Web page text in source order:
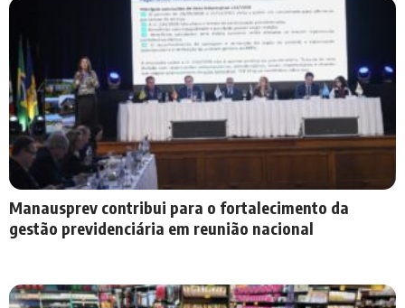
Manausprev contribui para o fortalecimento da
gestão previdenciária em reunião nacional